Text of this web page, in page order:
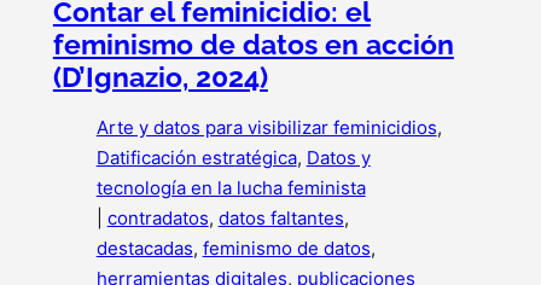
Contar el feminicidio: el
feminismo de datos en acción
(D’Ignazio, 2024)
Arte y datos para visibilizar feminicidios
Datificación estratégica, Datos y
tecnología en la lucha feminista
contradatos, datos faltantes
destacadas, feminismo de datos
herramientas digitales, publicaciones